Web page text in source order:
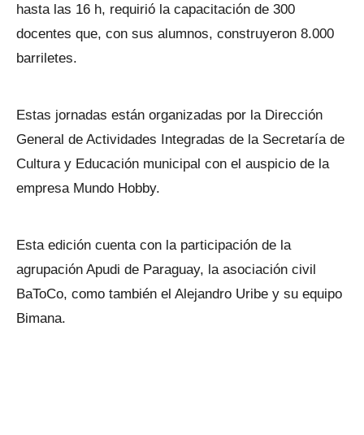
hasta las 16 h, requirió la capacitación de 300
docentes que, con sus alumnos, construyeron 8.000
barriletes.
Estas jornadas están organizadas por la Dirección
General de Actividades Integradas de la Secretaría de
Cultura y Educación municipal con el auspicio de la
empresa Mundo Hobby.
Esta edición cuenta con la participación de la
agrupación Apudi de Paraguay, la asociación civil
BaToCo, como también el Alejandro Uribe y su equipo
Bimana.